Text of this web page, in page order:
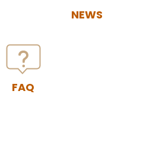
NEWS
FAQ